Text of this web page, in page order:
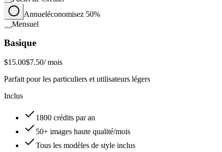
Annueléconomisez 50%
Mensuel
Basique
$15.00$7.50/ mois
Parfait pour les particuliers et utilisateurs légers
Inclus
1800 crédits par an
50+ images haute qualité/mois
Tous les modèles de style inclus